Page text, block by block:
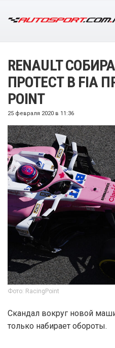
RENAULT
ПРОТЕСТ В FIA
POINT
25 февраля 2020 в 11:36
Фото: RacingPoint
Скандал вокруг новой
только набирает обороты.